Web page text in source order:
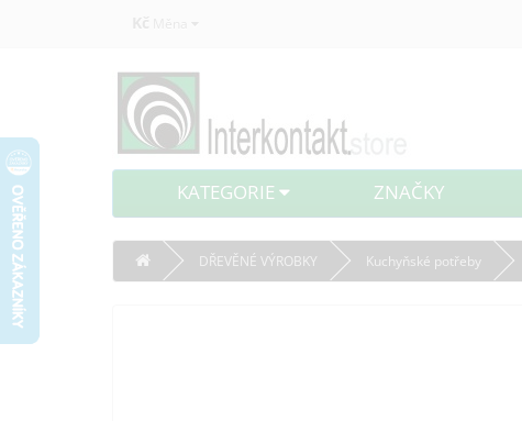
Kč Měna
KATEGORIE ZNAČKY
DŘEVĚNÉ VÝROBKY Kuchyňské potřeby